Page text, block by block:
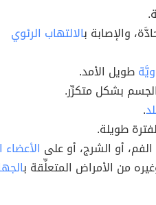
والإصابة بالالتهاب الرئوي
طويل الأمد.
الجسم بشكل متكرِّر.
.
طويلة.
أو الشرج، أو على الأعضاء
من الأمراض المتعلِّقة ب